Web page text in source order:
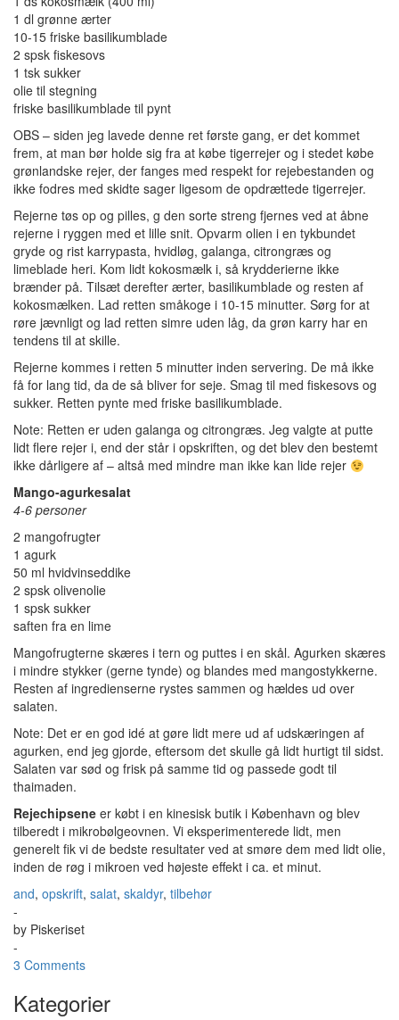
1 dl grønne ærter
10-15 friske basilikumblade
2 spsk fiskesovs
1 tsk sukker
olie til stegning
friske basilikumblade til pynt
OBS – siden jeg lavede denne ret første gang, er det kommet
frem, at man bør holde sig fra at købe tigerrejer og i stedet købe
grønlandske rejer, der fanges med respekt for rejebestanden og
ikke fodres med skidte sager ligesom de opdrættede tigerrejer.
Rejerne tøs op og pilles, g den sorte streng fjernes ved at åbne
rejerne i ryggen med et lille snit. Opvarm olien i en tykbundet
gryde og rist karrypasta, hvidløg, galanga, citrongræs og
limeblade heri. Kom lidt kokosmælk i, så krydderierne ikke
brænder på. Tilsæt derefter ærter, basilikumblade og resten af
kokosmælken. Lad retten småkoge i 10-15 minutter. Sørg for at
røre jævnligt og lad retten simre uden låg, da grøn karry har en
tendens til at skille.
Rejerne kommes i retten 5 minutter inden servering. De må ikke
få for lang tid, da de så bliver for seje. Smag til med fiskesovs og
sukker. Retten pynte med friske basilikumblade.
Note: Retten er uden galanga og citrongræs. Jeg valgte at putte
lidt flere rejer i, end der står i opskriften, og det blev den bestemt
ikke dårligere af – altså med mindre man ikke kan lide rejer
Mango-agurkesalat
4-6 personer
2 mangofrugter
1 agurk
50 ml hvidvinseddike
2 spsk olivenolie
1 spsk sukker
saften fra en lime
Mangofrugterne skæres i tern og puttes i en skål. Agurken skæres
i mindre stykker (gerne tynde) og blandes med mangostykkerne.
Resten af ingredienserne rystes sammen og hældes ud over
salaten.
Note: Det er en god idé at gøre lidt mere ud af udskæringen af
agurken, end jeg gjorde, eftersom det skulle gå lidt hurtigt til sidst.
Salaten var sød og frisk på samme tid og passede godt til
thaimaden.
Rejechipsene er købt i en kinesisk butik i København og blev
tilberedt i mikrobølgeovnen. Vi eksperimenterede lidt, men
generelt fik vi de bedste resultater ved at smøre dem med lidt olie,
inden de røg i mikroen ved højeste effekt i ca. et minut.
and, opskrift, salat, skaldyr, tilbehør
-
by Piskeriset
-
3 Comments
Kategorier